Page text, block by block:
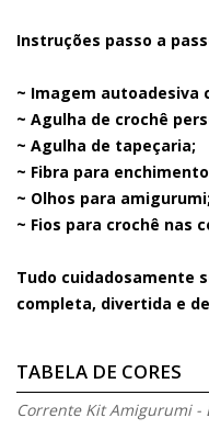
Instruções passo a
~ Imagem autoadesiva
~ Agulha de crochê
~ Agulha de tapeçaria;
~ Fibra para
~ Olhos para amigurumi;
~ Fios para crochê nas
Tudo cuidadosamente
completa, divertida e
TABELA DE CORES
Corrente Kit Amigurumi -